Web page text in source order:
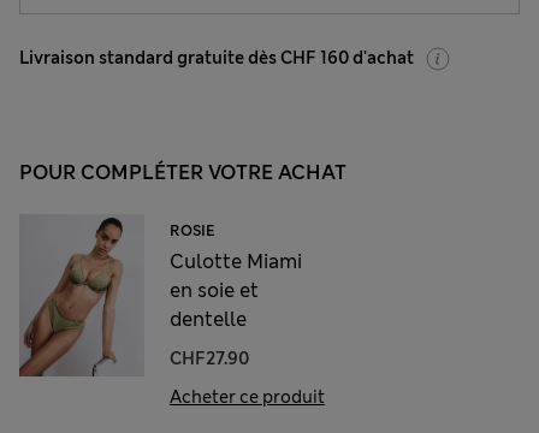
Livraison standard gratuite dès CHF 160 d'achat
POUR COMPLÉTER VOTRE ACHAT
ROSIE
Culotte Miami
en soie et
dentelle
CHF27.90
Acheter ce produit